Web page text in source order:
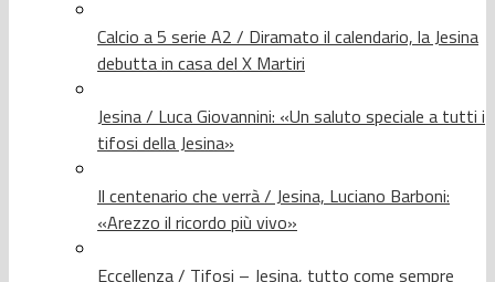
Calcio a 5 serie A2 / Diramato il calendario, la Jesina
debutta in casa del X Martiri
Jesina / Luca Giovannini: «Un saluto speciale a tutti i
tifosi della Jesina»
Il centenario che verrà / Jesina, Luciano Barboni:
«Arezzo il ricordo più vivo»
Eccellenza / Tifosi – Jesina, tutto come sempre